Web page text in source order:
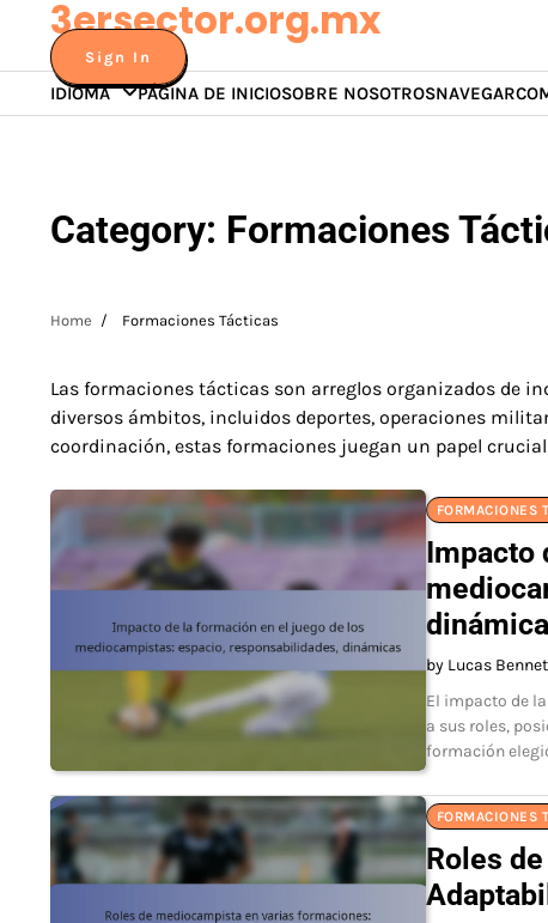
content
3ersector.org.mx
Sign In
IDIOMA PÁGINA DE INICIOSOBRE NOSOTROSNAVEGAR
Category: Formaciones
Home Formaciones Tácticas
Las formaciones tácticas son arreglos organizados de
diversos ámbitos, incluidos deportes, operaciones
coordinación, estas formaciones juegan un papel
FORMACIONES
Impacto
by Lucas
El impacto de
a sus roles,
formación
FORMACIONES
Roles